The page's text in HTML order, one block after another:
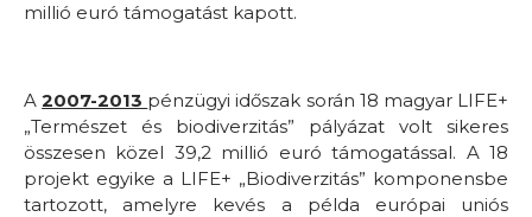
millió euró támogatást kapott.
A2007-2013 pénzügyi időszak során 18 magyar LIFE+
„Természet és biodiverzitás” pályázat volt sikeres
összesen közel 39,2 millió euró támogatással. A 18
projekt egyike a LIFE+ „Biodiverzitás” komponensbe
tartozott, amelyre kevés a példa európai uniós